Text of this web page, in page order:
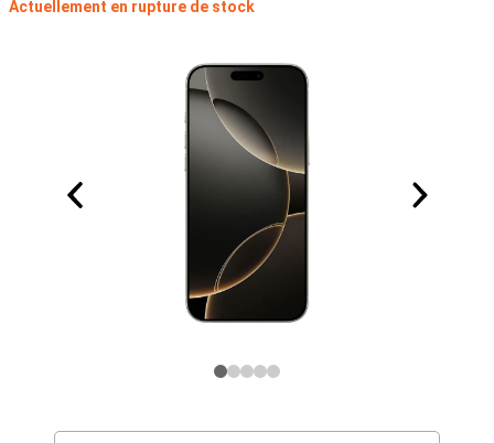
Actuellement en rupture de stock